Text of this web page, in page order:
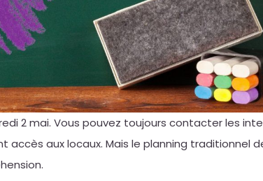
2 mai. Vous pouvez toujours contacter les
aux locaux. Mais le planning traditionnel